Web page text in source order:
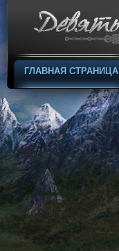
ГЛАВНАЯ СТРАНИЦА